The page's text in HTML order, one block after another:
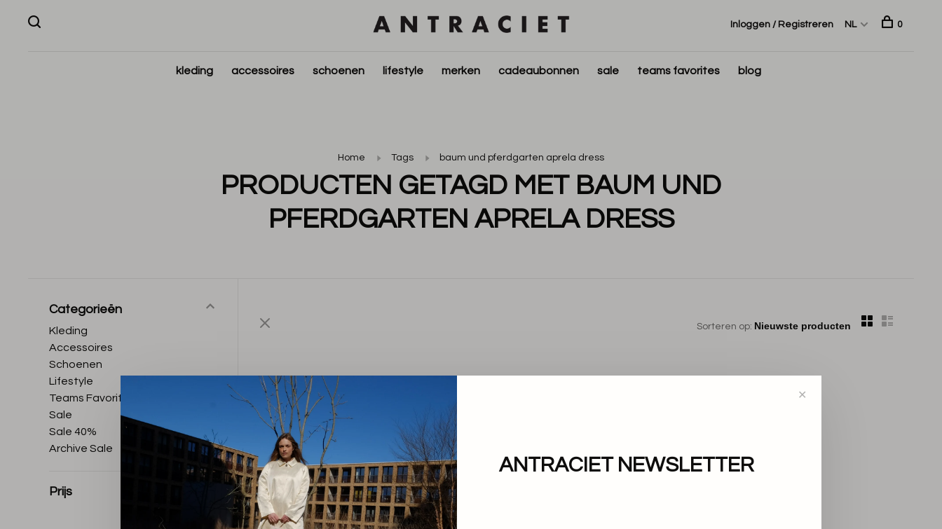
kleding accessoires schoenen lifestyle merken cadeaubonnen sale teams favorites blog
Inloggen / Registreren NL 0
Home Tags baum und pferdgarten aprela dress
PRODUCTEN GETAGD MET BAUM UND
PFERDGARTEN APRELA DRESS
Categorieën
Kleding
Accessoires
Schoenen
Lifestyle
Teams Favorites
Sale
Sale 40%
Archive Sale
Prijs
Sorteren op:
✕
ANTRACIET NEWSLETTER